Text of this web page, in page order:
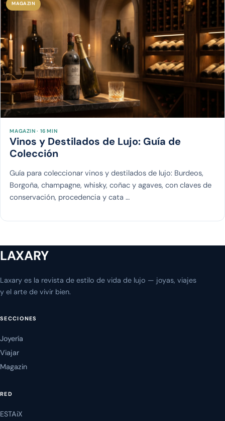
MAGAZIN
MAGAZIN · 16 MIN
Vinos y Destilados de Lujo: Guía de
Colección
Guía para coleccionar vinos y destilados de lujo: Burdeos,
Borgoña, champagne, whisky, coñac y agaves, con claves de
conservación, procedencia y cata …
LAXARY
Laxary es la revista de estilo de vida de lujo — joyas, viajes
y el arte de vivir bien.
SECCIONES
Joyería
Viajar
Magazin
RED
ESTAiX